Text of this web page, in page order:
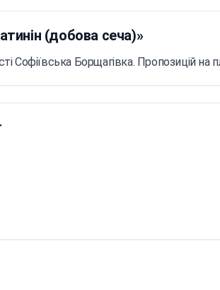
(добова сеча)»
Софіївська Борщагівка. Пропозицій на